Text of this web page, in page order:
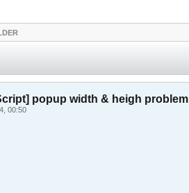
popup width & heigh problem
00:50